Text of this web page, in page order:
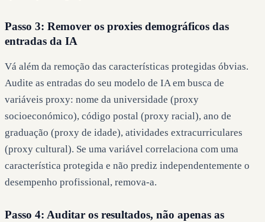
Passo 3: Remover os proxies demográficos das
entradas da IA
Vá além da remoção das características protegidas óbvias.
Audite as entradas do seu modelo de IA em busca de
variáveis proxy: nome da universidade (proxy
socioeconómico), código postal (proxy racial), ano de
graduação (proxy de idade), atividades extracurriculares
(proxy cultural). Se uma variável correlaciona com uma
característica protegida e não prediz independentemente o
desempenho profissional, remova-a.
Passo 4: Auditar os resultados, não apenas as